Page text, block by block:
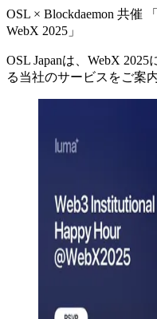
OSL × Blockdaemon 共催
WebX 2025」
OSL Japanは、WebX
る当社のサービスをご案